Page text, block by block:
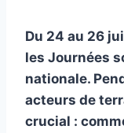
Du 24 au 26
les Journées
nationale.
acteurs de
crucial :